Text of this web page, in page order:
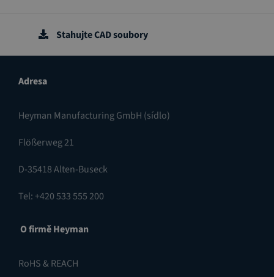
Stahujte CAD soubory
Adresa
Heyman Manufacturing GmbH (sídlo)
Flößerweg 21
D-35418 Alten-Buseck
Tel: +420 533 555 200
O firmě Heyman
RoHS & REACH